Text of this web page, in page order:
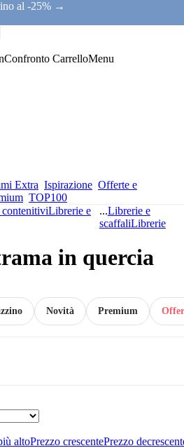
al -25% →
Confronto CarrelloMenu
Extra Ispirazione Offerte e
TOP100
Librerie e
...Librerie e
scaffaliLibrerie
in quercia
Premium
Novità
altoPrezzo crescentePrezzo